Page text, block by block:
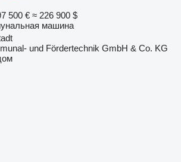
500 € ≈ 226 900 $
машина
und Fördertechnik GmbH & Co. KG